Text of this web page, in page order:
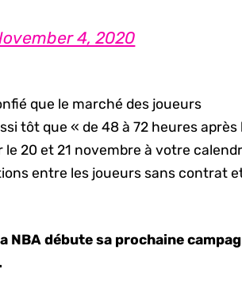
4, 2020
que le marché des joueurs
tôt que « de 48 à 72 heures après
20 et 21 novembre à votre
entre les joueurs sans contrat
débute sa prochaine
.